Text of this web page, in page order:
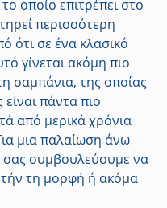
οποίο επιτρέπει στο
περισσότερη
ότι σε ένα κλασικό
γίνεται ακόμη πιο
σαμπάνια, της οποίας
είναι πάντα πιο
από μερικά χρόνια
μια παλαίωση άνω
σας συμβουλεύουμε να
τη μορφή ή ακόμα